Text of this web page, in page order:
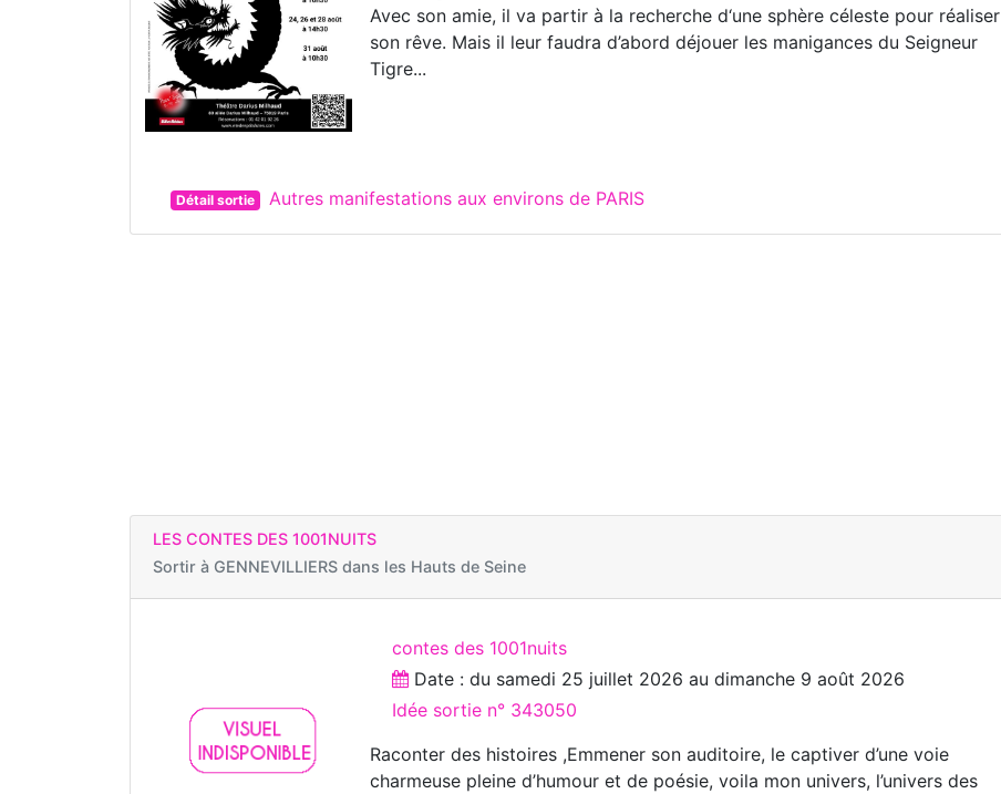
Avec son amie, il va partir à la recherche d‘une sphère céleste pour réaliser
son rêve. Mais il leur faudra d’abord déjouer les manigances du Seigneur
Tigre...
Détail sortie Autres manifestations aux environs de PARIS
LES CONTES DES 1001NUITS
Sortir à GENNEVILLIERS dans les Hauts de Seine
contes des 1001nuits
Date : du samedi 25 juillet 2026 audimanche 9 août 2026
Idée sortie n° 343050
Raconter des histoires ,Emmener son auditoire, le captiver d’une voie
charmeuse pleine d’humour et de poésie, voila mon univers, l’univers des